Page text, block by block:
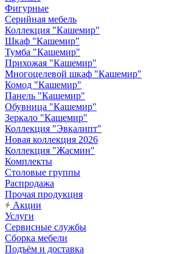
Фигурные
Серийная мебель
Коллекция "Кашемир"
Шкаф "Кашемир"
Тумба "Кашемир"
Прихожая "Кашемир"
Многоцелевой шкаф "Кашемир"
Комод "Кашемир"
Панель "Кашемир"
Обувница "Кашемир"
Зеркало "Кашемир"
Коллекция "Эвкалипт"
Новая коллекция 2026
Коллекция "Жасмин"
Комплекты
Столовые группы
Распродажа
Прочая продукция
Акции
Услуги
Сервисные службы
Сборка мебели
Подъём и доставка